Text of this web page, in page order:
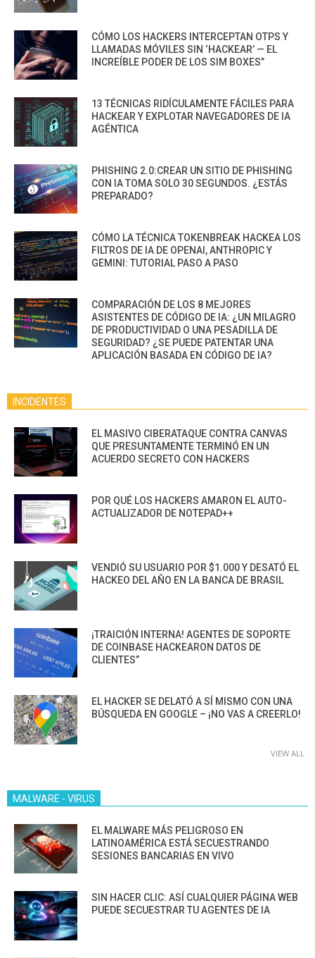
CÓMO LOS HACKERS INTERCEPTAN OTPS Y
LLAMADAS MÓVILES SIN ‘HACKEAR’ — EL
INCREÍBLE PODER DE LOS SIM BOXES”
13 TÉCNICAS RIDÍCULAMENTE FÁCILES PARA
HACKEAR Y EXPLOTAR NAVEGADORES DE IA
AGÉNTICA
PHISHING 2.0:CREAR UN SITIO DE PHISHING
CON IA TOMA SOLO 30 SEGUNDOS. ¿ESTÁS
PREPARADO?
CÓMO LA TÉCNICA TOKENBREAK HACKEA LOS
FILTROS DE IA DE OPENAI, ANTHROPIC Y
GEMINI: TUTORIAL PASO A PASO
COMPARACIÓN DE LOS 8 MEJORES
ASISTENTES DE CÓDIGO DE IA: ¿UN MILAGRO
DE PRODUCTIVIDAD O UNA PESADILLA DE
SEGURIDAD? ¿SE PUEDE PATENTAR UNA
APLICACIÓN BASADA EN CÓDIGO DE IA?
INCIDENTES
EL MASIVO CIBERATAQUE CONTRA CANVAS
QUE PRESUNTAMENTE TERMINÓ EN UN
ACUERDO SECRETO CON HACKERS
POR QUÉ LOS HACKERS AMARON EL AUTO-
ACTUALIZADOR DE NOTEPAD++
VENDIÓ SU USUARIO POR $1.000 Y DESATÓ EL
HACKEO DEL AÑO EN LA BANCA DE BRASIL
¡TRAICIÓN INTERNA! AGENTES DE SOPORTE
DE COINBASE HACKEARON DATOS DE
CLIENTES”
EL HACKER SE DELATÓ A SÍ MISMO CON UNA
BÚSQUEDA EN GOOGLE – ¡NO VAS A CREERLO!
VIEW ALL
MALWARE - VIRUS
EL MALWARE MÁS PELIGROSO EN
LATINOAMÉRICA ESTÁ SECUESTRANDO
SESIONES BANCARIAS EN VIVO
SIN HACER CLIC: ASÍ CUALQUIER PÁGINA WEB
PUEDE SECUESTRAR TU AGENTES DE IA